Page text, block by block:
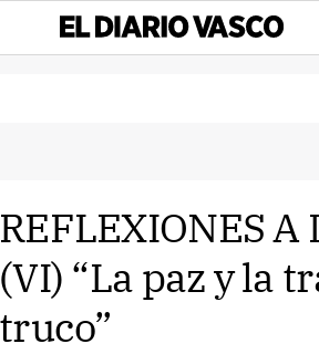
REFLEXIONES A
(VI) “La paz y la
truco”